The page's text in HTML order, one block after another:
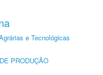
e Tecnológicas
PRODUÇÃO